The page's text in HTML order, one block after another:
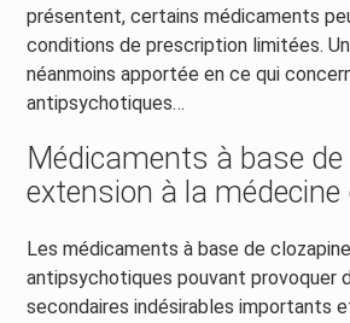
présentent, certains médicaments
conditions de prescription limitées.
néanmoins apportée en ce qui
antipsychotiques…
Médicaments à base de
extension à la médecine
Les médicaments à base de
antipsychotiques pouvant provoquer
secondaires indésirables importants